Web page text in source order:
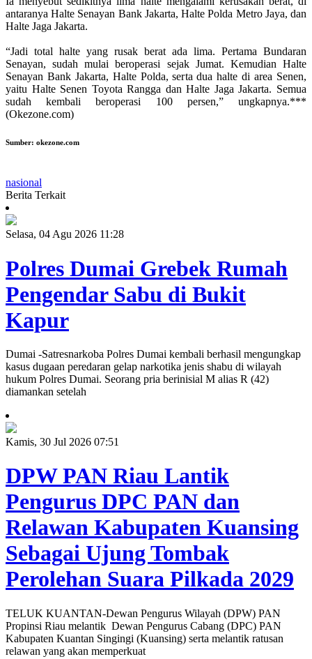
antaranya Halte Senayan Bank Jakarta, Halte Polda Metro Jaya, dan
Halte Jaga Jakarta.
“Jadi total halte yang rusak berat ada lima. Pertama Bundaran
Senayan, sudah mulai beroperasi sejak Jumat. Kemudian Halte
Senayan Bank Jakarta, Halte Polda, serta dua halte di area Senen,
yaitu Halte Senen Toyota Rangga dan Halte Jaga Jakarta. Semua
sudah kembali beroperasi 100 persen,” ungkapnya.***
(Okezone.com)
Sumber: okezone.com
nasional
Berita Terkait
Selasa, 04 Agu 2026 11:28
Polres Dumai Grebek Rumah
Pengendar Sabu di Bukit
Kapur
Dumai -Satresnarkoba Polres Dumai kembali berhasil mengungkap
kasus dugaan peredaran gelap narkotika jenis shabu di wilayah
hukum Polres Dumai. Seorang pria berinisial M alias R (42)
diamankan setelah
Kamis, 30 Jul 2026 07:51
DPW PAN Riau Lantik
Pengurus DPC PAN dan
Relawan Kabupaten Kuansing
Sebagai Ujung Tombak
Perolehan Suara Pilkada 2029
TELUK KUANTAN-Dewan Pengurus Wilayah (DPW) PAN
Propinsi Riau melantik Dewan Pengurus Cabang (DPC) PAN
Kabupaten Kuantan Singingi (Kuansing) serta melantik ratusan
relawan yang akan memperkuat